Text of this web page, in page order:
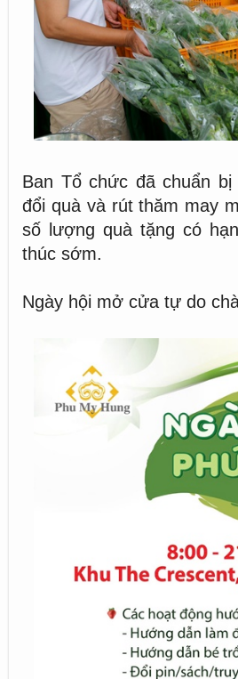
Ban Tổ chức đã chuẩn
đổi quà và rút thăm may
số lượng quà tặng có
thúc sớm.
Ngày hội mở cửa tự do